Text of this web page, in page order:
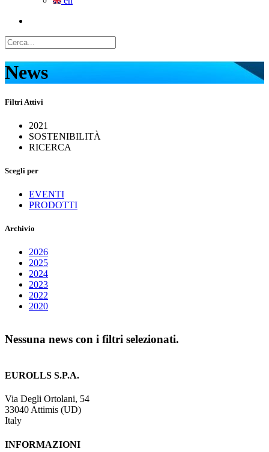
News
Filtri Attivi
2021
SOSTENIBILITÀ
RICERCA
Scegli per
EVENTI
PRODOTTI
Archivio
2026
2025
2024
2023
2022
2020
Nessuna news con i filtri selezionati.
EUROLLS S.P.A.
Via Degli Ortolani, 54
33040 Attimis (UD)
Italy
INFORMAZIONI